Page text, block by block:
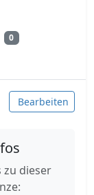
0
Bearbeiten
zu dieser